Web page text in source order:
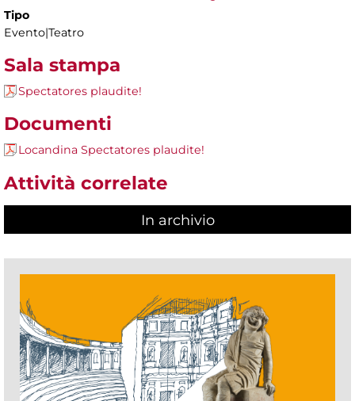
Tipo
Evento|Teatro
Sala stampa
Spectatores plaudite!
Documenti
Locandina Spectatores plaudite!
Attività correlate
In archivio